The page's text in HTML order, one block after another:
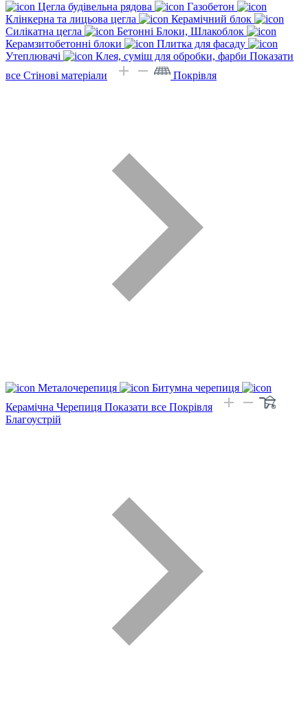
Цегла будівельна рядова
Газобетон
Клінкерна та лицьова цегла
Керамічний блок
Силікатна цегла
Бетонні Блоки, Шлакоблок
Керамзитобетонні блоки
Плитка для фасаду
Утеплювачі
Клея, суміш для обробки, фарби Показати
все Стінові матеріали
Покрівля
Металочерепиця
Битумна черепиця
Керамічна Черепиця Показати все Покрівля
Благоустрій